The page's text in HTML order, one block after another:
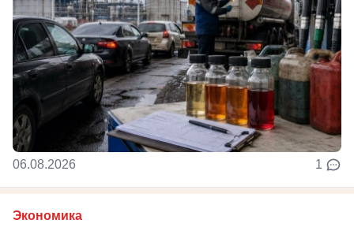
06.08.2026 1
Экономика